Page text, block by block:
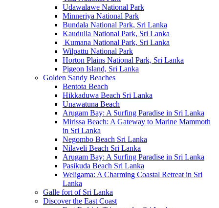
Udawalawe National Park
Minneriya National Park
Bundala National Park, Sri Lanka
Kaudulla National Park, Sri Lanka
Kumana National Park, Sri Lanka
Wilpattu National Park
Horton Plains National Park, Sri Lanka
Pigeon Island, Sri Lanka
Golden Sandy Beaches
Bentota Beach
Hikkaduwa Beach Sri Lanka
Unawatuna Beach
Arugam Bay: A Surfing Paradise in Sri Lanka
Mirissa Beach: A Gateway to Marine Mammoth
in Sri Lanka
Negombo Beach Sri Lanka
Nilaveli Beach Sri Lanka
Arugam Bay: A Surfing Paradise in Sri Lanka
Pasikuda Beach Sri Lanka
Weligama: A Charming Coastal Retreat in Sri
Lanka
Galle fort of Sri Lanka
Discover the East Coast